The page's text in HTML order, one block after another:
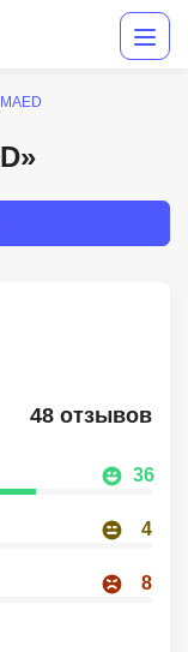
MAED
48 отзывов
36
4
8